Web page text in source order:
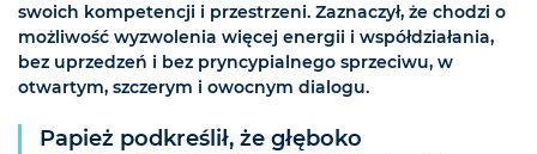
swoich kompetencji i przestrzeni. Zaznaczył, że chodzi o
możliwość wyzwolenia więcej energii i współdziałania,
bez uprzedzeń i bez pryncypialnego sprzeciwu, w
otwartym, szczerym i owocnym dialogu.
Papież podkreślił, że głęboko